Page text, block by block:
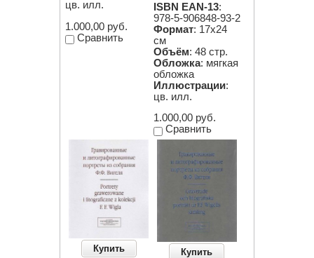
цв. илл.
1.000,00 руб.
Сравнить
ISBN EAN-13:
978-5-906848-93-2
Формат: 17х24
см
Объём: 48 стр.
Обложка: мягкая
обложка
Иллюстрации:
цв. илл.
1.000,00 руб.
Сравнить
Купить Купить